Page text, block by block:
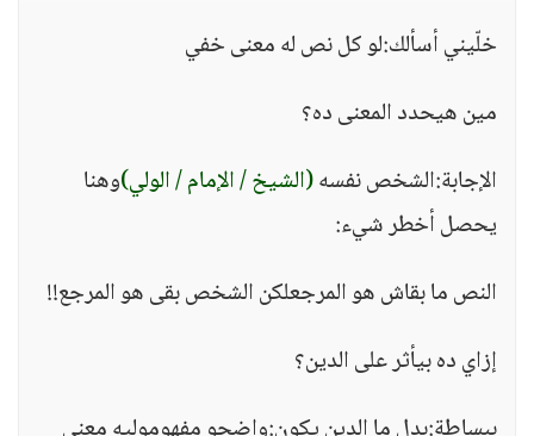
خلّيني أسألك:لو كل نص له معنى خفي
مين هيحدد المعنى ده؟
الإجابة:الشخص نفسه(الشيخ / الإمام / الولي)وهنا
يحصل أخطر شيء:
النص ما بقاش هو المرجعلكن الشخص بقى هو المرجع!!
إزاي ده بيأثر على الدين؟